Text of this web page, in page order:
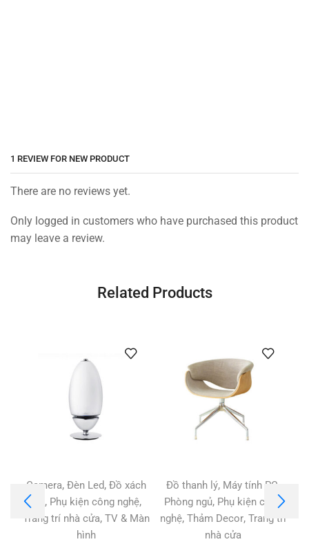
1 REVIEW FOR NEW PRODUCT
There are no reviews yet.
Only logged in customers who have purchased this product
may leave a review.
Related Products
Camera, Đèn Led, Đồ xách
, Phụ kiện công nghệ,
Trang trí nhà cửa, TV & Màn
hình
Đồ thanh lý, Máy tính PC
Phòng ngủ, Phụ kiện công
nghệ, Thảm Decor, Trang trí
nhà cửa